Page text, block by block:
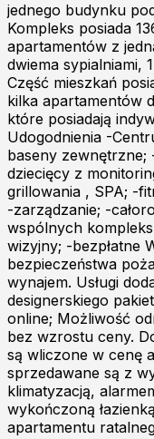
jednego budynku
Kompleks posiada
apartamentów z
dwiema sypialniami,
Część mieszkań
kilka apartamentów
które posiadają
Udogodnienia -
baseny
dziecięcy z
grillowania , SPA; -
-zarządzanie; -
wspólnych
wizyjny; -bezpłatne
bezpieczeństwa
wynajem. Usługi
designerskiego
online; Możliwość
bez wzrostu ceny.
są wliczone w cenę
sprzedawane są z
klimatyzacją,
wykończoną
apartamentu